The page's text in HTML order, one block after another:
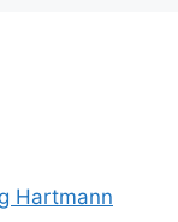
Hartmann